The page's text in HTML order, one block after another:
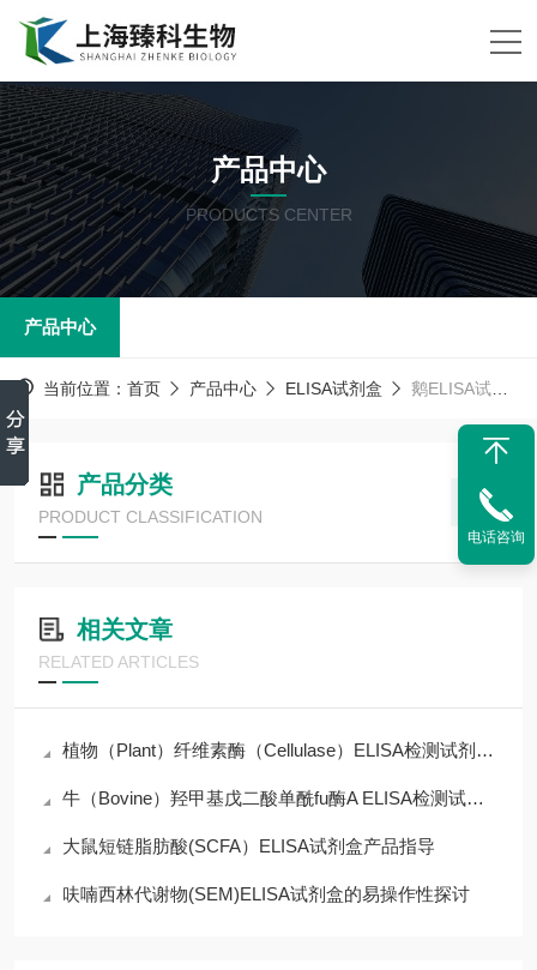
产品中心
PRODUCTS CENTER
产品中心
当前位置： 首页 产品中心 ELISA试剂盒 鹅ELISA试剂盒
产品分类
PRODUCT CLASSIFICATION
相关文章
RELATED ARTICLES
植物（Plant）纤维素酶（Cellulase）ELISA检测试剂盒简介
牛（Bovine）羟甲基戊二酸单酰fu酶A ELISA检测试剂盒简介
大鼠短链脂肪酸(SCFA）ELISA试剂盒产品指导
呋喃西林代谢物(SEM)ELISA试剂盒的易操作性探讨
电话咨询